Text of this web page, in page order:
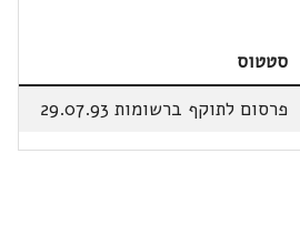
סטטוס
פרסום לתוקף ברשומות 29.07.93